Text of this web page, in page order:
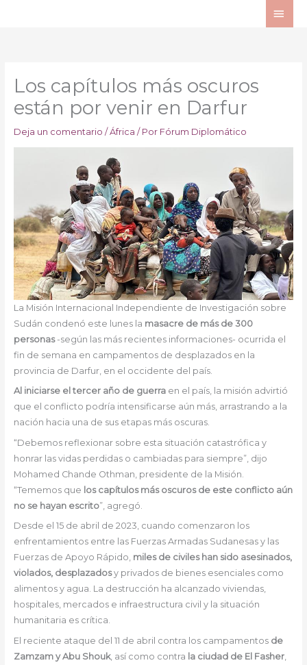
Los capítulos más oscuros
están por venir en Darfur
Deja un comentario / África / Por Fórum Diplomático
La Misión Internacional Independiente de Investigación sobre
Sudán condenó este lunes la masacre de más de 300
personas-según las más recientes informaciones- ocurrida el
fin de semana en campamentos de desplazados en la
provincia de Darfur, en el occidente del país.
Al iniciarse el tercer año de guerraen el país, la misión advirtió
que el conflicto podría intensificarse aún más, arrastrando a la
nación hacia una de sus etapas más oscuras.
“Debemos reflexionar sobre esta situación catastrófica y
honrar las vidas perdidas o cambiadas para siempre”, dijo
Mohamed Chande Othman, presidente de la Misión.
“Tememos que los capítulos más oscuros de este conflicto aún
no se hayan escrito”, agregó.
Desde el 15 de abril de 2023, cuando comenzaron los
enfrentamientos entre las Fuerzas Armadas Sudanesas y las
Fuerzas de Apoyo Rápido, miles de civiles han sido asesinados,
violados, desplazadosy privados de bienes esenciales como
alimentos y agua. La destrucción ha alcanzado viviendas,
hospitales, mercados e infraestructura civil y la situación
humanitaria es crítica.
El reciente ataque del 11 de abril contra los campamentos de
Zamzam y Abu Shouk, así como contra la ciudad de El Fasher,